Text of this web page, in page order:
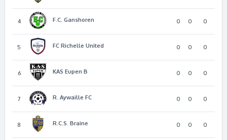
4 F.C. Ganshoren 0 0 0
5 FC Richelle United 0 0 0
6 KAS Eupen B 0 0 0
7 R. Aywaille FC 0 0 0
8 R.C.S. Braine 0 0 0